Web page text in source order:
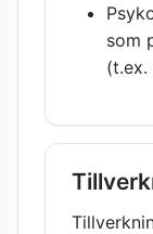
som